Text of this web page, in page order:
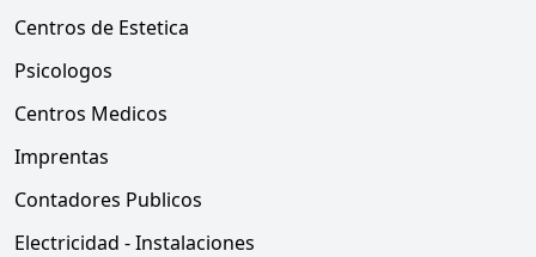
Centros de Estetica
Psicologos
Centros Medicos
Imprentas
Contadores Publicos
Electricidad - Instalaciones